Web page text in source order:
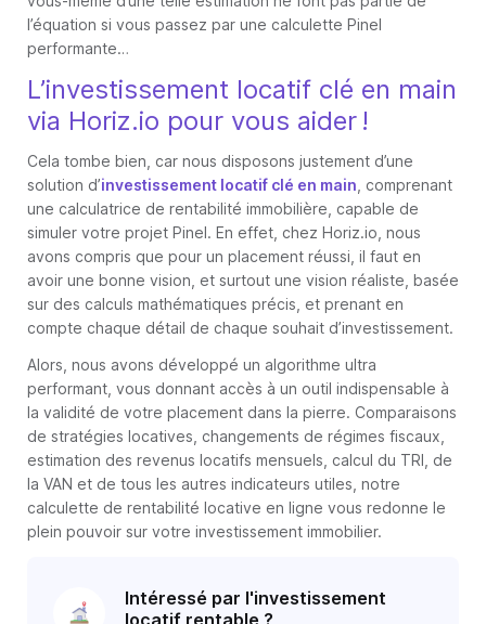
l’équation si vous passez par une calculette Pinel
performante…
L’investissement locatif clé en main
via Horiz.io pour vous aider !
Cela tombe bien, car nous disposons justement d’une
solution d’investissement locatif clé en main , comprenant
une calculatrice de rentabilité immobilière, capable de
simuler votre projet Pinel. En effet, chez Horiz.io, nous
avons compris que pour un placement réussi, il faut en
avoir une bonne vision, et surtout une vision réaliste, basée
sur des calculs mathématiques précis, et prenant en
compte chaque détail de chaque souhait d’investissement.
Alors, nous avons développé un algorithme ultra
performant, vous donnant accès à un outil indispensable à
la validité de votre placement dans la pierre. Comparaisons
de stratégies locatives, changements de régimes fiscaux,
estimation des revenus locatifs mensuels, calcul du TRI, de
la VAN et de tous les autres indicateurs utiles, notre
calculette de rentabilité locative en ligne vous redonne le
plein pouvoir sur votre investissement immobilier.
Intéressé par l'investissement
locatif rentable ?